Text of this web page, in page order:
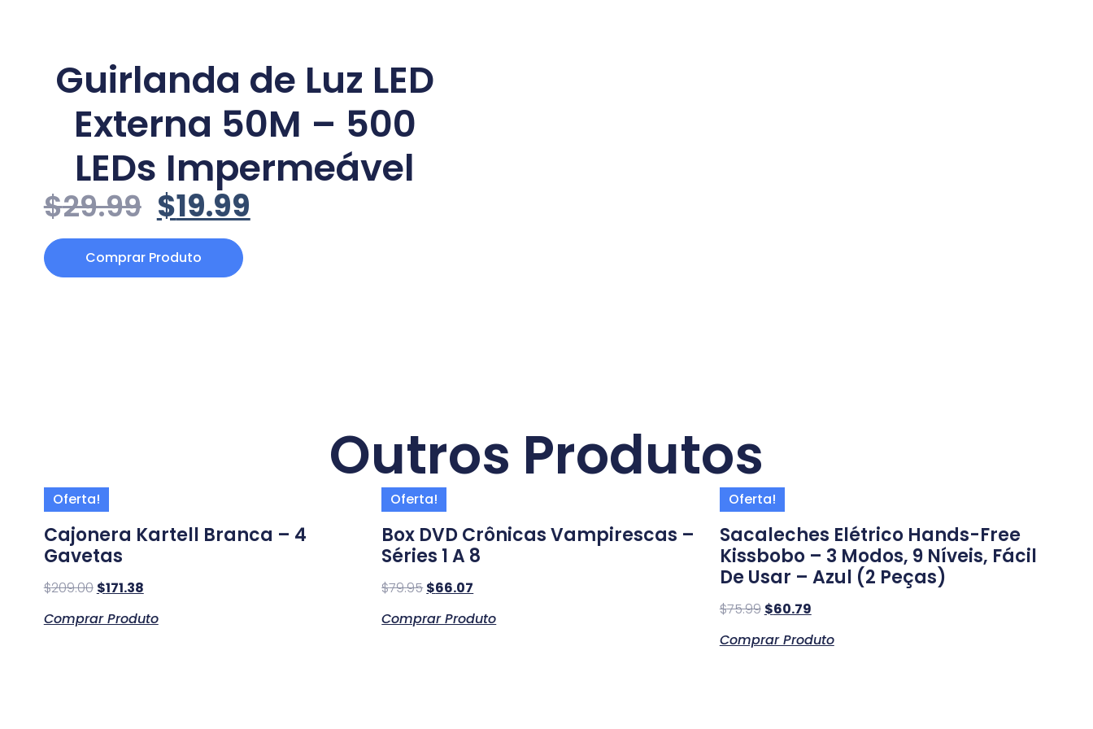
Guirlanda de Luz LED
Externa 50M – 500
LEDs Impermeável
$29.99 $19.99
Comprar Produto
Outros Produtos
Oferta!
Cajonera Kartell Branca – 4
Gavetas
$209.00 $171.38
Comprar Produto
Oferta!
Box DVD Crônicas Vampirescas –
Séries 1 A 8
$79.95 $66.07
Comprar Produto
Oferta!
Sacaleches Elétrico Hands-Free
Kissbobo – 3 Modos, 9 Níveis, Fácil
De Usar – Azul (2 Peças)
$75.99 $60.79
Comprar Produto